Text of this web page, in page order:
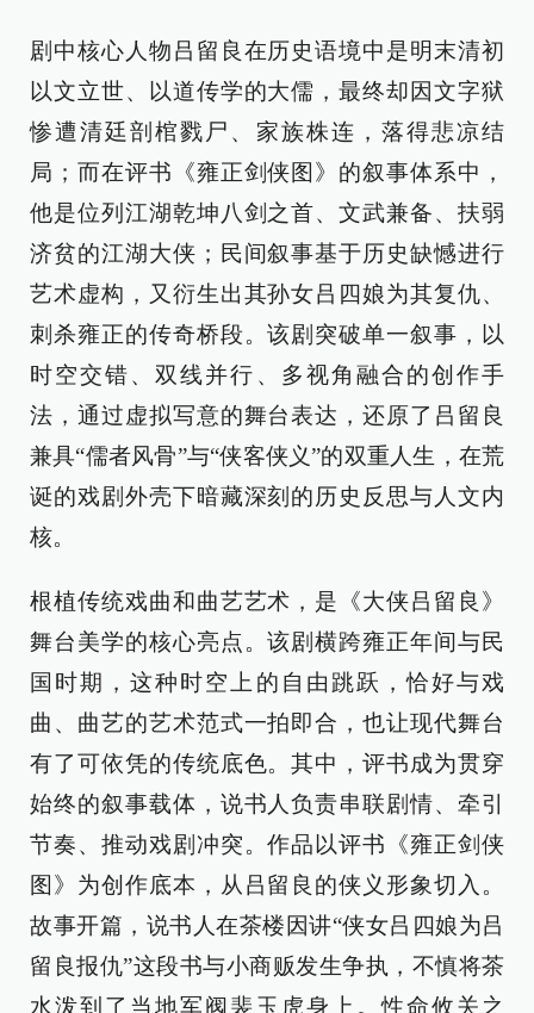
剧中核心人物吕留良在历史语境中是明末清初
以文立世、以道传学的大儒，最终却因文字狱
惨遭清廷剖棺戮尸、家族株连，落得悲凉结
局；而在评书《雍正剑侠图》的叙事体系中，
他是位列江湖乾坤八剑之首、文武兼备、扶弱
济贫的江湖大侠；民间叙事基于历史缺憾进行
艺术虚构，又衍生出其孙女吕四娘为其复仇、
刺杀雍正的传奇桥段。该剧突破单一叙事，以
时空交错、双线并行、多视角融合的创作手
法，通过虚拟写意的舞台表达，还原了吕留良
兼具“儒者风骨”与“侠客侠义”的双重人生，在荒
诞的戏剧外壳下暗藏深刻的历史反思与人文内
核。
根植传统戏曲和曲艺艺术，是《大侠吕留良》
舞台美学的核心亮点。该剧横跨雍正年间与民
国时期，这种时空上的自由跳跃，恰好与戏
曲、曲艺的艺术范式一拍即合，也让现代舞台
有了可依凭的传统底色。其中，评书成为贯穿
始终的叙事载体，说书人负责串联剧情、牵引
节奏、推动戏剧冲突。作品以评书《雍正剑侠
图》为创作底本，从吕留良的侠义形象切入。
故事开篇，说书人在茶楼因讲“侠女吕四娘为吕
留良报仇”这段书与小商贩发生争执，不慎将茶
水泼到了当地军阀裴玉虎身上。性命攸关之